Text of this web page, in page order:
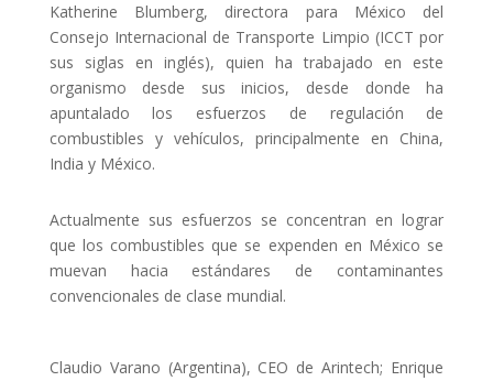
Katherine Blumberg, directora para México del
Consejo Internacional de Transporte Limpio (ICCT por
sus siglas en inglés), quien ha trabajado en este
organismo desde sus inicios, desde donde ha
apuntalado los esfuerzos de regulación de
combustibles y vehículos, principalmente en China,
India y México.
Actualmente sus esfuerzos se concentran en lograr
que los combustibles que se expenden en México se
muevan hacia estándares de contaminantes
convencionales de clase mundial.
Claudio Varano (Argentina), CEO de Arintech; Enrique